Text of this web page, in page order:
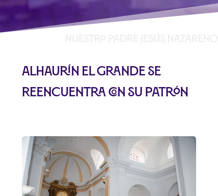
Alhaurín el Grande se
reencuentra con su Patrón